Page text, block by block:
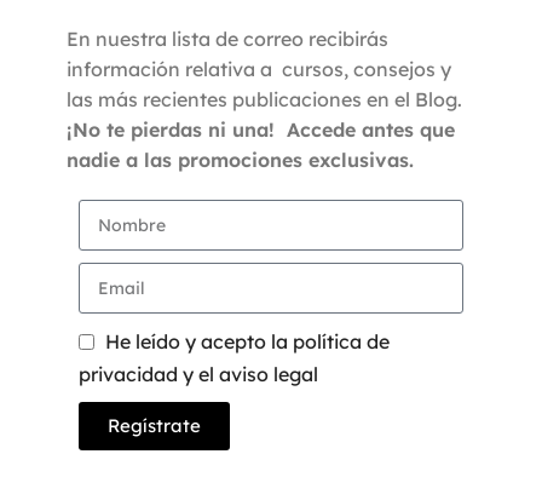
En nuestra lista de correo recibirás
información relativa a cursos, consejos y
las más recientes publicaciones en el Blog.
¡No te pierdas ni una! Accede antes que
nadie a las promociones exclusivas.
He leído y acepto la política de
privacidad y el aviso legal
Regístrate